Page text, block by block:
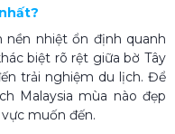
nhiệt ổn định quanh
biệt rõ rệt giữa bờ Tây
trải nghiệm du lịch. Để
Malaysia mùa nào đẹp
muốn đến.